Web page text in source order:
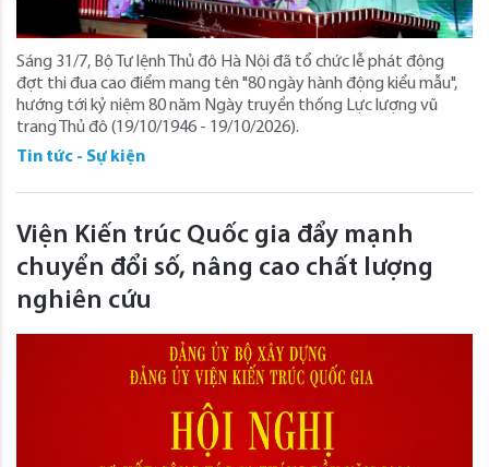
Sáng 31/7, Bộ Tư lệnh Thủ đô Hà Nội đã tổ chức lễ phát động
đợt thi đua cao điểm mang tên "80 ngày hành động kiểu mẫu",
hướng tới kỷ niệm 80 năm Ngày truyền thống Lực lượng vũ
trang Thủ đô (19/10/1946 - 19/10/2026).
Tin tức - Sự kiện
Viện Kiến trúc Quốc gia đẩy mạnh
chuyển đổi số, nâng cao chất lượng
nghiên cứu